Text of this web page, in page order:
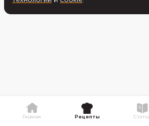
Главная Рецепты